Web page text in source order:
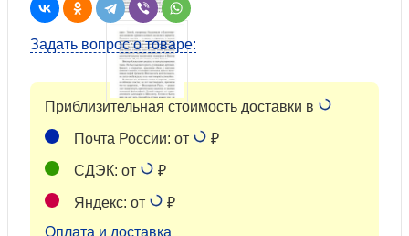
Задать вопрос о товаре:
Приблизительная стоимость доставки в
Почта России: от ₽
СДЭК: от ₽
Яндекс: от
₽
Оплата и доставка